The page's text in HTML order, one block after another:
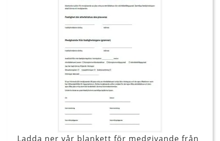
Ladda ner vår blankett för medgivande från